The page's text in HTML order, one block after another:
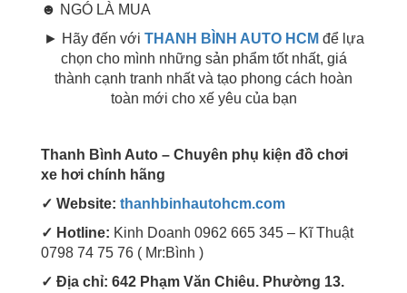
☻ NGÓ LÀ MUA
► Hãy đến với THANH BÌNH AUTO HCM để lựa
chọn cho mình những sản phẩm tốt nhất, giá
thành cạnh tranh nhất và tạo phong cách hoàn
toàn mới cho xế yêu của bạn
Thanh Bình Auto – Chuyên phụ kiện đồ chơi
xe hơi chính hãng
✓ Website: thanhbinhautohcm.com
✓ Hotline: Kinh Doanh 0962 665 345 – Kĩ Thuật
0798 74 75 76 ( Mr:Bình )
✓ Địa chỉ: 642 Phạm Văn Chiêu. Phường 13.